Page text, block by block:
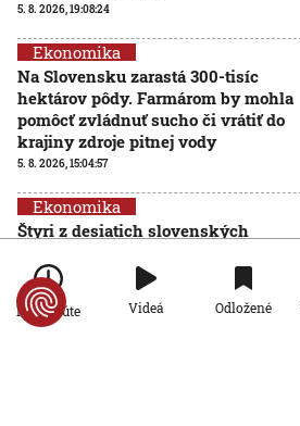
5. 8. 2026, 19:08:24
Ekonomika
Na Slovensku zarastá 300-tisíc
hektárov pôdy. Farmárom by mohla
pomôcť zvládnuť sucho či vrátiť do
krajiny zdroje pitnej vody
5. 8. 2026, 15:04:57
Ekonomika
Štyri z desiatich slovenských
rezervu, vyplýva z prieskumu
5. 8. 2026, 6:00:00
Po minúte Videá Odložené